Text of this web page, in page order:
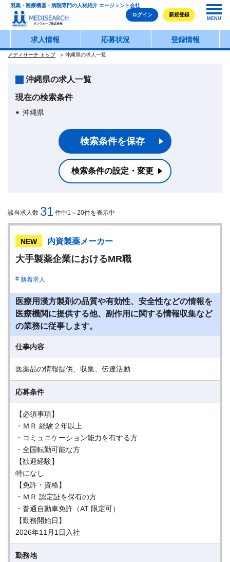
製薬・医療機器・病院専門の人材紹介 エージェント会社
ログイン
新規登録
MENU
求人情報 応募状況 登録情報
メディサーチ トップ 沖縄県の求人一覧
沖縄県の求人一覧
現在の検索条件
沖縄県
検索条件を保存
検索条件の設定・変更
該当求人数 31 件中1～20件を表示中
NEW 内資製薬メーカー
大手製薬企業におけるMR職
新着求人
医療用漢方製剤の品質や有効性、安全性などの情報を
医療機関に提供する他、副作用に関する情報収集など
の業務に従事します。
仕事内容
医薬品の情報提供、収集、伝達活動
応募条件
【必須事項】
・ＭＲ 経験２年以上
・コミュニケーション能力を有する方
・全国転勤可能な方
【歓迎経験】
特になし
【免許・資格】
・ＭＲ 認定証を保有の方
・普通自動車免許（AT 限定可）
【勤務開始日】
2026年11月1日入社
勤務地